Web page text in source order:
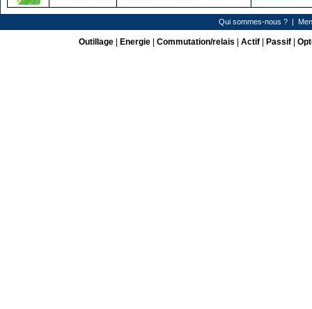
Qui sommes-nous ? |
Outillage| Energie| Commutation/relais Actif| Passif|